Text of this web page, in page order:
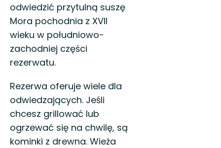
odwiedzić przytulną suszę
Mora pochodnia z XVII
wieku w południowo-
zachodniej części
rezerwatu.
Rezerwa oferuje wiele dla
odwiedzających. Jeśli
chcesz grillować lub
ogrzewać się na chwilę, są
kominki z drewna. Wieża